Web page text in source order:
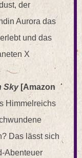
der
Aurora das
und das
X
Sky [Amazon
Himmelreichs
Das lässt sich
Abenteuer